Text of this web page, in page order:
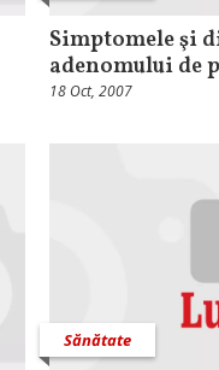
Simptomele şi
adenomului de
18 Oct, 2007
Sănătate